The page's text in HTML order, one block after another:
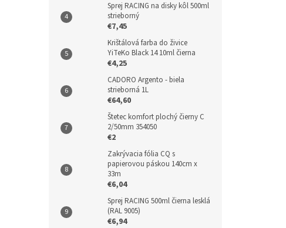
Sprej RACING na disky kôl 500ml
strieborný
€7,45
Krištálová farba do živice
YiTeKo Black 14 10ml čierna
€4,25
CADORO Argento - biela
strieborná 1L
€64,60
Štetec komfort plochý čierny C
2/50mm 354050
€2
Zakrývacia fólia CQ s
papierovou páskou 140cm x
33m
€6,04
Sprej RACING 500ml čierna lesklá
(RAL 9005)
€6,94